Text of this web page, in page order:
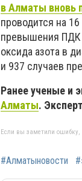
в Алматы вновь
проводится на
превышения ПДК
оксида азота в
и 937 случаев
Ранее ученые и
Алматы.
Если вы заметили ошибку,
#Алматыновости